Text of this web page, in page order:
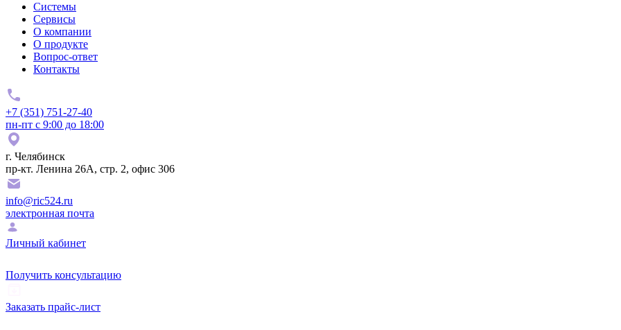
Системы
Сервисы
О компании
О продукте
Вопрос-ответ
Контакты
+7 (351) 751-27-40
пн-пт с 9:00 до 18:00
г. Челябинск
пр-кт. Ленина 26А, стр. 2, офис 306
info@ric524.ru
электронная почта
Личный кабинет
Получить консультацию
Заказать прайс-лист